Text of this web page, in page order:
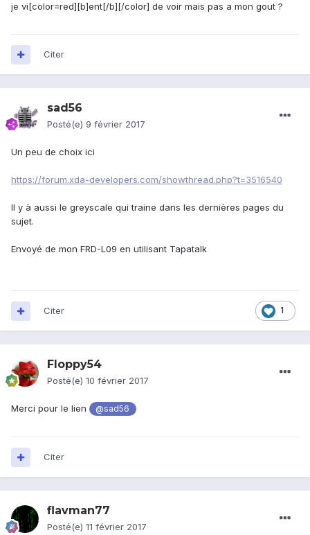
je vi[color=red][b]ent[/b][/color] de voir mais pas a mon gout ?
Citer
sad56
Posté(e) 9 février 2017
Un peu de choix ici
https://forum.xda-developers.com/showthread.php?t=3516540
Il y à aussi le greyscale qui traine dans les dernières pages du
sujet.
Envoyé de mon FRD-L09 en utilisant Tapatalk
1
Citer
Floppy54
Posté(e) 10 février 2017
Merci pour le lien @sad56
Citer
flavman77
Posté(e) 11 février 2017